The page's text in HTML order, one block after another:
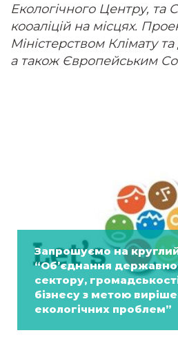
Екологічного Центру, та
кооаліцій на місцях.
Міністерством Клімату
а також Європейським
Запрошуємо на круглий
“Об’єднання
сектору,
бізнесу з метою
екологічних проблем”